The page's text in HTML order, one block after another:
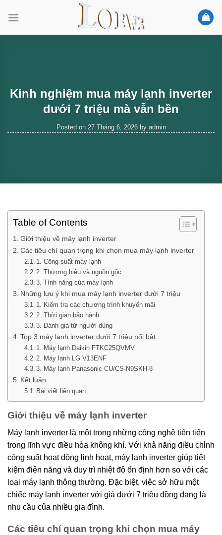
Kinh nghiệm mua máy lạnh inverter
dưới 7 triệu mà vẫn bền
Posted on 27 Tháng 6, 2026by admin
Table of Contents
Giới thiệu về máy lạnh inverter
Các tiêu chí quan trọng khi chọn mua máy lạnh inverter
1. Công suất máy lạnh
2. Thương hiệu và nguồn gốc
3. Tính năng của máy lạnh
Những lưu ý khi mua máy lạnh inverter dưới 7 triệu
1. Kiểm tra các chương trình khuyến mãi
2. Thời gian bảo hành
3. Đánh giá từ người dùng
Top 3 máy lạnh inverter dưới 7 triệu nổi bật
1. Máy lạnh Daikin FTKC25QVMV
2. Máy lạnh LG V13ENF
3. Máy lạnh Panasonic CU/CS-N9SKH-8
Kết luận
Bài viết liên quan
Giới thiệu về máy lạnh inverter
Máy lạnh inverter là một trong những công nghệ tiên tiến
trong lĩnh vực điều hòa không khí. Với khả năng điều chỉnh
công suất hoạt động linh hoạt, máy lạnh inverter giúp tiết
kiệm điện năng và duy trì nhiệt độ ổn định hơn so với các
loại máy lạnh thông thường. Đặc biệt, việc sở hữu một
chiếc máy lạnh inverter với giá dưới 7 triệu đồng đang là
nhu cầu của nhiều gia đình.
Các tiêu chí quan trọng khi chọn mua máy